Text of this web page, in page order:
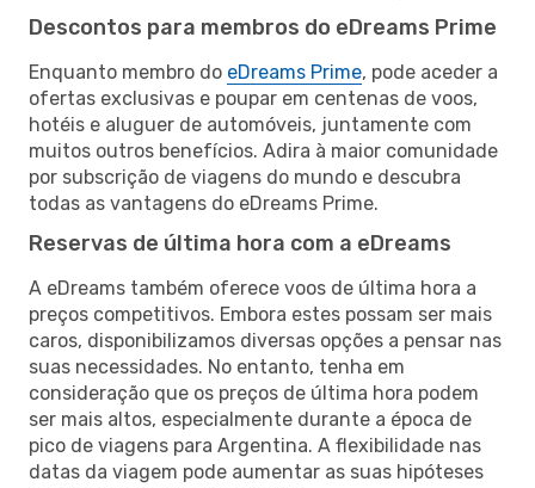
Descontos para membros do eDreams Prime
Enquanto membro do eDreams Prime, pode aceder a
ofertas exclusivas e poupar em centenas de voos,
hotéis e aluguer de automóveis, juntamente com
muitos outros benefícios. Adira à maior comunidade
por subscrição de viagens do mundo e descubra
todas as vantagens do eDreams Prime.
Reservas de última hora com a eDreams
A eDreams também oferece voos de última hora a
preços competitivos. Embora estes possam ser mais
caros, disponibilizamos diversas opções a pensar nas
suas necessidades. No entanto, tenha em
consideração que os preços de última hora podem
ser mais altos, especialmente durante a época de
pico de viagens para Argentina. A flexibilidade nas
datas da viagem pode aumentar as suas hipóteses